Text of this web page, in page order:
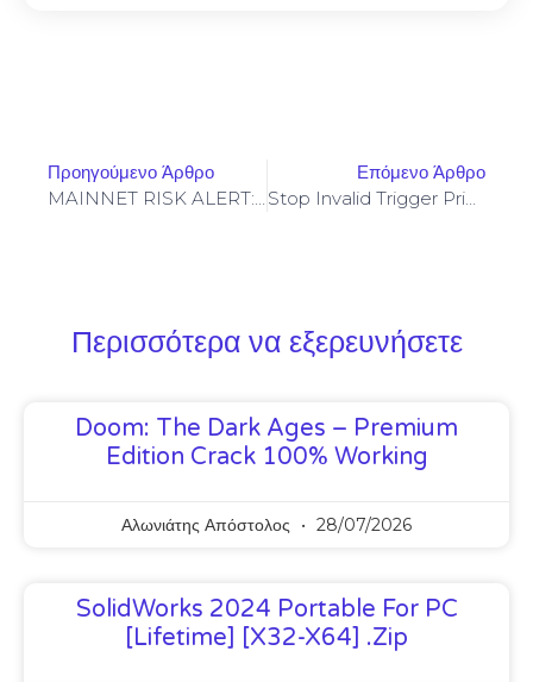
Προηγούμενο Άρθρο
MAINNET RISK ALERT: 0x8476d91a2def08537f69a9b0413e1b1aa9490818 :: Security Notice: Active Debugging In Mainnet
Επόμενο Άρθρο
Stop Invalid Trigger Price On Yellowstone-Vixen – Simple Fix
Περισσότερα να εξερευνήσετε
Doom: The Dark Ages – Premium
Edition Crack 100% Working
Αλωνιάτης Απόστολος 28/07/2026
SolidWorks 2024 Portable For PC
[Lifetime] [x32-X64] .zip